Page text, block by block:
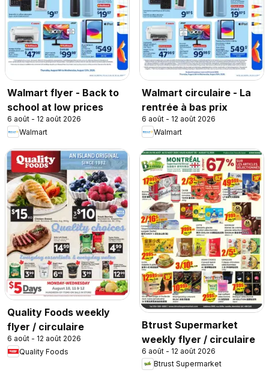
Walmart flyer - Back to
school at low prices
6 août - 12 août 2026
Walmart
Walmart circulaire - La
rentrée à bas prix
6 août - 12 août 2026
Walmart
Quality Foods weekly
flyer / circulaire
6 août - 12 août 2026
Quality Foods
Btrust Supermarket
weekly flyer / circulaire
6 août - 12 août 2026
Btrust Supermarket